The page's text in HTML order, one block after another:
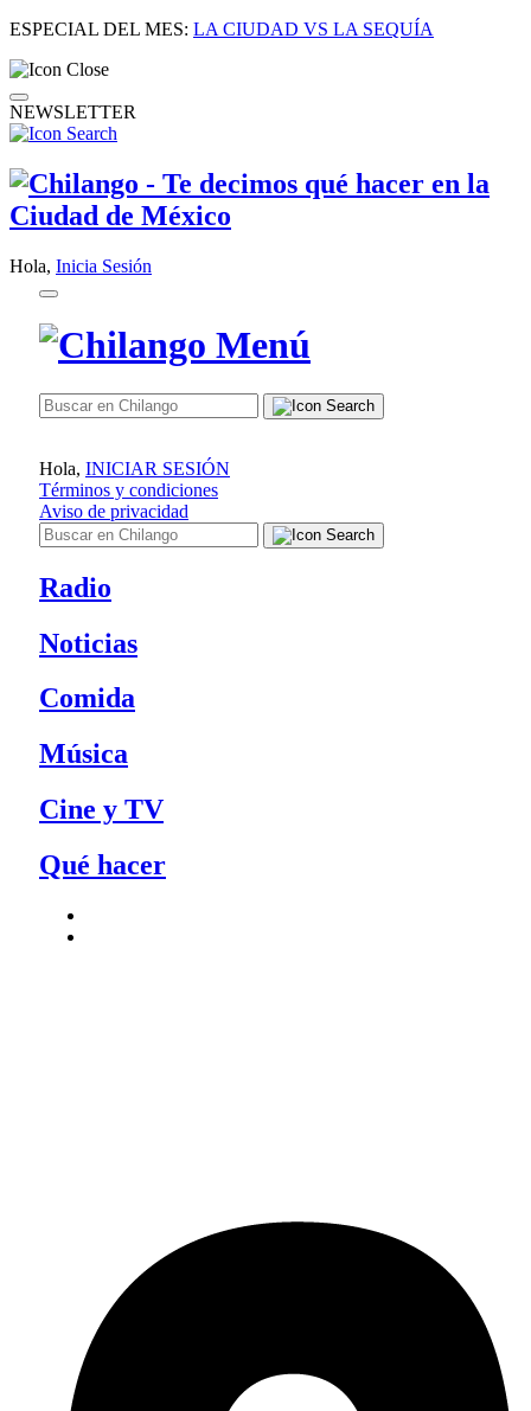
ESPECIAL DEL MES: LA CIUDAD VS LA SEQUÍA
NEWSLETTER
Hola, Inicia Sesión
Hola, INICIAR SESIÓN
Términos y condiciones
Aviso de privacidad
Radio
Noticias
Comida
Música
Cine y TV
Qué hacer